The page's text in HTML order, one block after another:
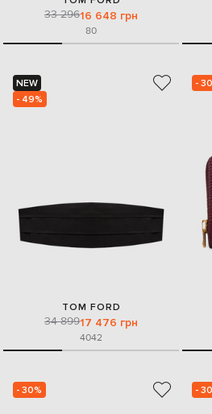
33 29616 648 грн
80
NEW
- 49%
TOM FORD
34 89917 476 грн
4042
-
- 30% -